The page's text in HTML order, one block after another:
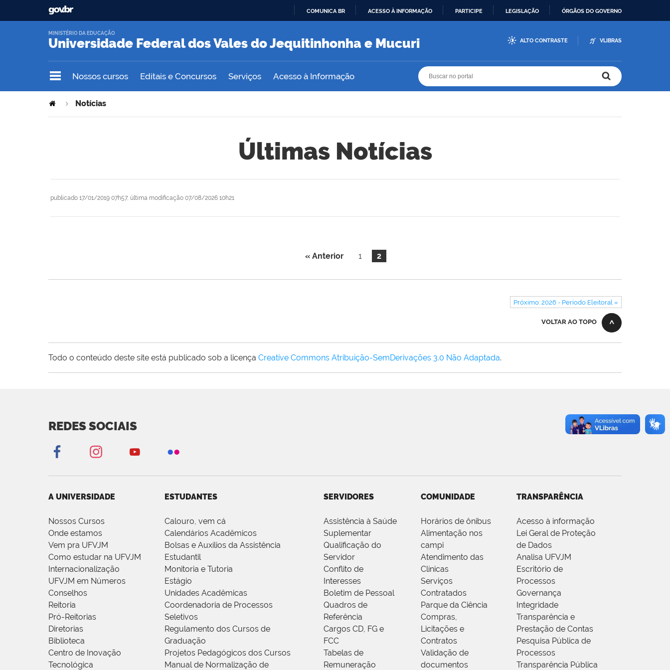
O
COMUNICA BR ACESSO À INFORMAÇÃO PARTICIPE LEGISLAÇÃO ÓRGÃOS DO GOVERNO
Universidade Federal dos Vales do Jequitinhonha e Mucuri
MINISTÉRIO DA EDUCAÇÃO
ALTO CONTRASTE VLIBRAS
Nossos cursos Editais e Concursos Serviços Acesso à Informação
Notícias
Últimas Notícias
publicado 17/01/2019 07h57, última modificação 07/08/2026 10h21
« Anterior 1 2
Próximo: 2026 - Período Eleitoral »
VOLTAR AO TOPO
Todo o conteúdo deste site está publicado sob a licença Creative Commons Atribuição-SemDerivações 3.0 Não Adaptada.
REDES SOCIAIS
A UNIVERSIDADE
Nossos Cursos
Onde estamos
Vem pra UFVJM
Como estudar na UFVJM
Internacionalização
UFVJM em Números
Conselhos
Reitoria
Pró-Reitorias
Diretorias
Biblioteca
Centro de Inovação
Tecnológica
ESTUDANTES
Calouro, vem cá
Calendários Acadêmicos
Bolsas e Auxílios da Assistência
Estudantil
Monitoria e Tutoria
Estágio
Unidades Acadêmicas
Coordenadoria de Processos
Seletivos
Regulamento dos Cursos de
Graduação
Projetos Pedagógicos dos Cursos
Manual de Normalização de
SERVIDORES
Assistência à Saúde
Suplementar
Qualificação do
Servidor
Conflito de
Interesses
Boletim de Pessoal
Quadros de
Referência
Cargos CD, FG e
FCC
Tabelas de
Remuneração
COMUNIDADE
Horários de ônibus
Alimentação nos
campi
Atendimento das
Clínicas
Serviços
Contratados
Parque da Ciência
Compras,
Licitações e
Contratos
Validação de
documentos
TRANSPARÊNCIA
Acesso à informação
Lei Geral de Proteção
de Dados
Analisa UFVJM
Escritório de
Processos
Governança
Integridade
Transparência e
Prestação de Contas
Pesquisa Pública de
Processos
Transparência Pública